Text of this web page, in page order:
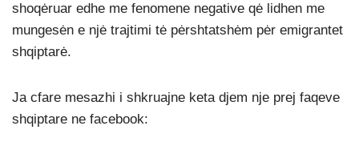
shoqėruar edhe me fenomene negative qė lidhen me
mungesėn e njė trajtimi tė pėrshtatshėm pėr emigrantet
shqiptarė.
Ja cfare mesazhi i shkruajne keta djem nje prej faqeve
shqiptare ne facebook: